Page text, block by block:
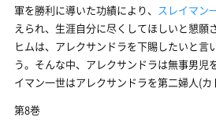
軍を勝利に導いた功績により、
スレイマン
えられ、生涯自分に尽くしてほしいと懇願
ヒムは、アレクサンドラを下賜したいと言
う。そんな中、アレクサンドラは無事男児
イマン一世はアレクサンドラを第二婦人(カ
第8巻